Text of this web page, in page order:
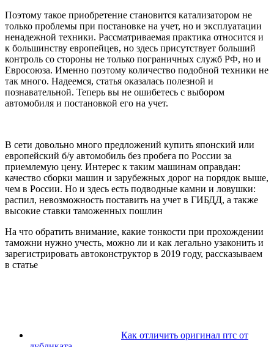
Поэтому такое приобретение становится катализатором не
только проблемы при постановке на учет, но и эксплуатации
ненадежной техники. Рассматриваемая практика относится и
к большинству европейцев, но здесь присутствует больший
контроль со стороны не только пограничных служб РФ, но и
Евросоюза. Именно поэтому количество подобной техники не
так много. Надеемся, статья оказалась полезной и
познавательной. Теперь вы не ошибетесь с выбором
автомобиля и постановкой его на учет.
В сети довольно много предложений купить японский или
европейский б/у автомобиль без пробега по России за
приемлемую цену. Интерес к таким машинам оправдан:
качество сборки машин и зарубежных дорог на порядок выше,
чем в России. Но и здесь есть подводные камни и ловушки:
распил, невозможность поставить на учет в ГИБДД, а также
высокие ставки таможенных пошлин
На что обратить внимание, какие тонкости при прохождении
таможни нужно учесть, можно ли и как легально узаконить и
зарегистрировать автоконструктор в 2019 году, рассказываем
в статье
Как отличить оригинал птс от